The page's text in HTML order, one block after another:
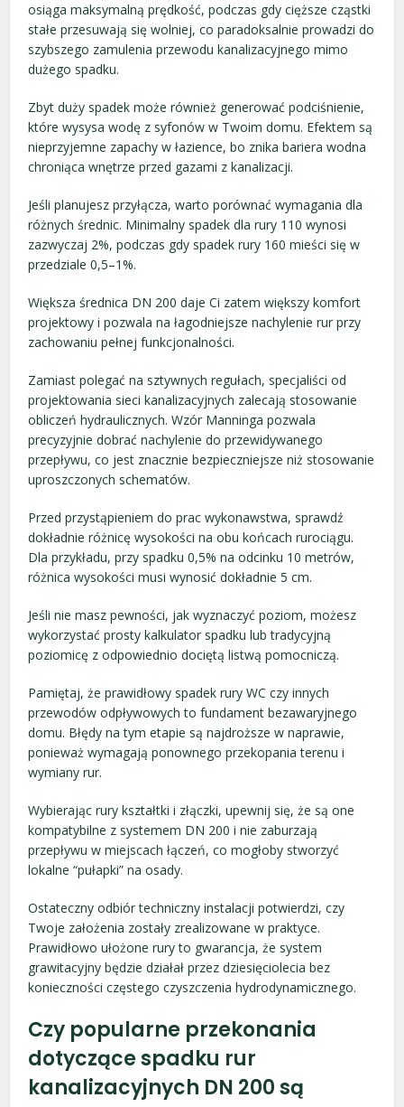
osiąga maksymalną prędkość, podczas gdy cięższe cząstki
stałe przesuwają się wolniej, co paradoksalnie prowadzi do
szybszego zamulenia przewodu kanalizacyjnego mimo
dużego spadku.
Zbyt duży spadek może również generować podciśnienie,
które wysysa wodę z syfonów w Twoim domu. Efektem są
nieprzyjemne zapachy w łazience, bo znika bariera wodna
chroniąca wnętrze przed gazami z kanalizacji.
Jeśli planujesz przyłącza, warto porównać wymagania dla
różnych średnic. Minimalny spadek dla rury 110 wynosi
zazwyczaj 2%, podczas gdy spadek rury 160 mieści się w
przedziale 0,5–1%.
Większa średnica DN 200 daje Ci zatem większy komfort
projektowy i pozwala na łagodniejsze nachylenie rur przy
zachowaniu pełnej funkcjonalności.
Zamiast polegać na sztywnych regułach, specjaliści od
projektowania sieci kanalizacyjnych zalecają stosowanie
obliczeń hydraulicznych. Wzór Manninga pozwala
precyzyjnie dobrać nachylenie do przewidywanego
przepływu, co jest znacznie bezpieczniejsze niż stosowanie
uproszczonych schematów.
Przed przystąpieniem do prac wykonawstwa, sprawdź
dokładnie różnicę wysokości na obu końcach rurociągu.
Dla przykładu, przy spadku 0,5% na odcinku 10 metrów,
różnica wysokości musi wynosić dokładnie 5 cm.
Jeśli nie masz pewności, jak wyznaczyć poziom, możesz
wykorzystać prosty kalkulator spadku lub tradycyjną
poziomicę z odpowiednio dociętą listwą pomocniczą.
Pamiętaj, że prawidłowy spadek rury WC czy innych
przewodów odpływowych to fundament bezawaryjnego
domu. Błędy na tym etapie są najdroższe w naprawie,
ponieważ wymagają ponownego przekopania terenu i
wymiany rur.
Wybierając rury kształtki i złączki, upewnij się, że są one
kompatybilne z systemem DN 200 i nie zaburzają
przepływu w miejscach łączeń, co mogłoby stworzyć
lokalne “pułapki” na osady.
Ostateczny odbiór techniczny instalacji potwierdzi, czy
Twoje założenia zostały zrealizowane w praktyce.
Prawidłowo ułożone rury to gwarancja, że system
grawitacyjny będzie działał przez dziesięciolecia bez
konieczności częstego czyszczenia hydrodynamicznego.
Czy popularne przekonania
dotyczące spadku rur
kanalizacyjnych DN 200 są